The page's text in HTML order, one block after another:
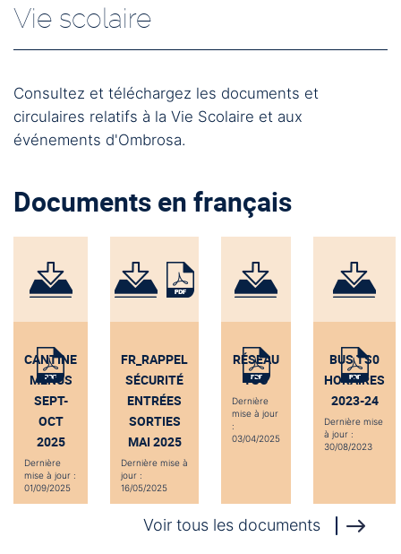
Vie scolaire
Consultez et téléchargez les documents et
circulaires relatifs à la Vie Scolaire et aux
événements d'Ombrosa.
Documents en français
CANTINE
MENUS
SEPT-
OCT
2025
Dernière
mise à jour :
01/09/2025
FR_RAPPEL
SÉCURITÉ
ENTRÉES
SORTIES
MAI 2025
Dernière mise à
jour :
16/05/2025
RÉSEAU
TSO
Dernière
mise à jour
:
03/04/2025
BUS TS0
HORAIRES
2023-24
Dernière mise
à jour :
30/08/2023
Voir tous les documents